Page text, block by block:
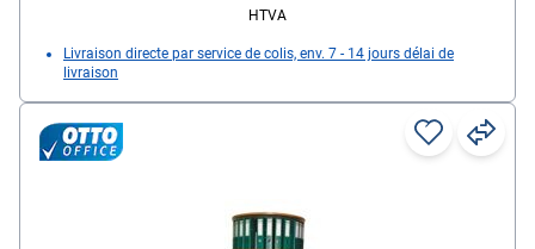
HTVA
Livraison directe par service de colis, env. 7 - 14 jours délai de
livraison